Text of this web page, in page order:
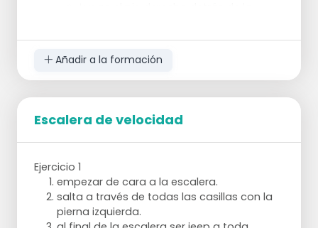
Luego con el pie izquierdo en la
escalera y con el pie derecho delante
de la escalera.
Y luego con el pie izquierdo en la
escalera de nuevo y con el derecho
Presta atención al pie izquierdo.
Siempre está en la plaza, a la derecha
escalera.
Empieza 2x con la izquierda y 2x con
la derecha
Hay un sombrero en las casillas impares de
Añadir a la formación
Escalera de velocidad
Ejercicio 1
empezar de cara a la escalera.
salta a través de todas las casillas con la
pierna izquierda.